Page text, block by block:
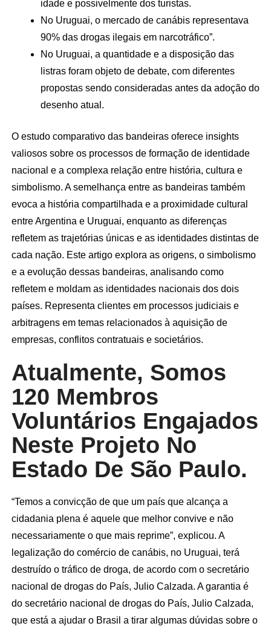
idade e possivelmente dos turistas.
No Uruguai, o mercado de canábis representava
90% das drogas ilegais em narcotráfico”.
No Uruguai, a quantidade e a disposição das
listras foram objeto de debate, com diferentes
propostas sendo consideradas antes da adoção do
desenho atual.
O estudo comparativo das bandeiras oferece insights
valiosos sobre os processos de formação de identidade
nacional e a complexa relação entre história, cultura e
simbolismo. A semelhança entre as bandeiras também
evoca a história compartilhada e a proximidade cultural
entre Argentina e Uruguai, enquanto as diferenças
refletem as trajetórias únicas e as identidades distintas de
cada nação. Este artigo explora as origens, o simbolismo
e a evolução dessas bandeiras, analisando como
refletem e moldam as identidades nacionais dos dois
países. Representa clientes em processos judiciais e
arbitragens em temas relacionados à aquisição de
empresas, conflitos contratuais e societários.
Atualmente, Somos
120 Membros
Voluntários Engajados
Neste Projeto No
Estado De São Paulo.
“Temos a convicção de que um país que alcança a
cidadania plena é aquele que melhor convive e não
necessariamente o que mais reprime”, explicou. A
legalização do comércio de canábis, no Uruguai, terá
destruído o tráfico de droga, de acordo com o secretário
nacional de drogas do País, Julio Calzada. A garantia é
do secretário nacional de drogas do País, Julio Calzada,
que está a ajudar o Brasil a tirar algumas dúvidas sobre o